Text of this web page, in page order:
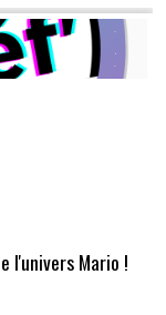
l'univers Mario !